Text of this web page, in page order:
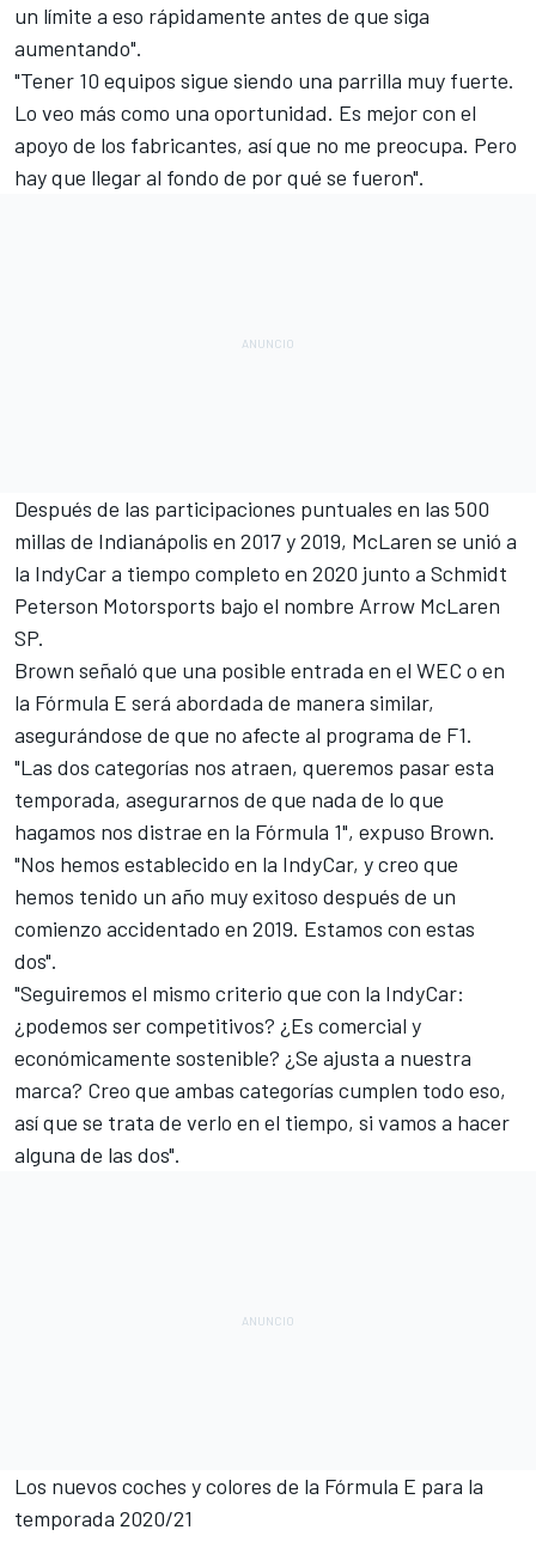
un límite a eso rápidamente antes de que siga
aumentando".
"Tener 10 equipos sigue siendo una parrilla muy fuerte.
Lo veo más como una oportunidad. Es mejor con el
apoyo de los fabricantes, así que no me preocupa. Pero
hay que llegar al fondo de por qué se fueron".
Después de las participaciones puntuales en las 500
millas de Indianápolis en 2017y 2019, McLaren se unió a
la IndyCara tiempo completo en 2020 junto a Schmidt
Peterson Motorsports bajo el nombre Arrow McLaren
SP.
Brown señaló que una posible entrada en el WEC o en
la Fórmula E será abordada de manera similar,
asegurándose de que no afecte al programa de F1.
"Las dos categorías nos atraen, queremos pasar esta
temporada, asegurarnos de que nada de lo que
hagamos nos distrae en la Fórmula 1", expuso Brown.
"Nos hemos establecido en la IndyCar, y creo que
hemos tenido un año muy exitoso después de un
comienzo accidentado en 2019. Estamos con estas
dos".
"Seguiremos el mismo criterio que con la IndyCar:
¿podemos ser competitivos? ¿Es comercial y
económicamente sostenible? ¿Se ajusta a nuestra
marca? Creo que ambas categorías cumplen todo eso,
así que se trata de verlo en el tiempo, si vamos a hacer
alguna de las dos".
Los nuevos coches y colores de la Fórmula E para la
temporada 2020/21